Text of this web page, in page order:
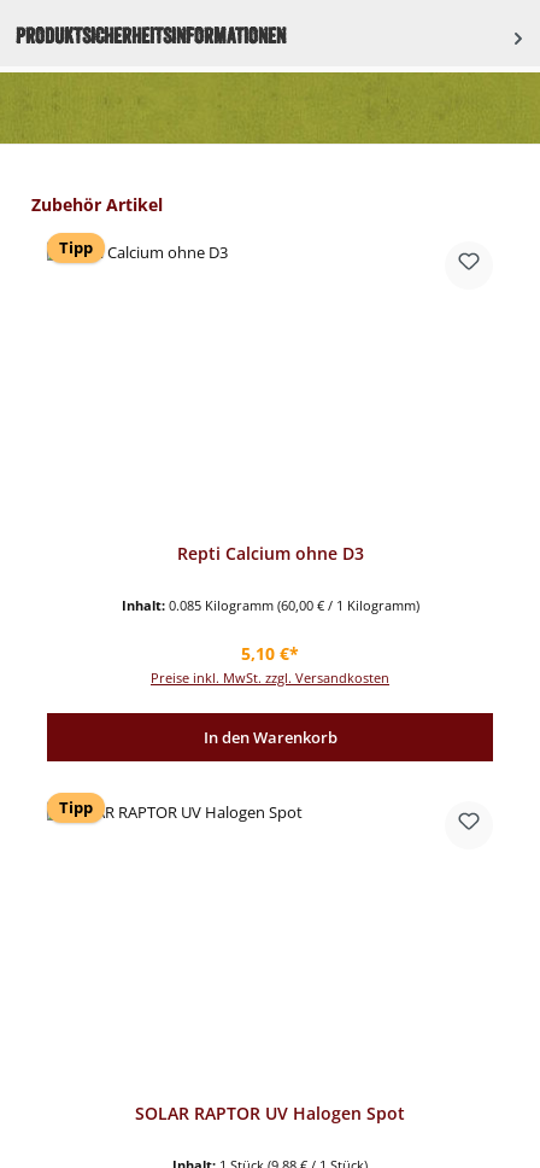
Produktsicherheitsinformationen
Produktgalerie überspringen
Zubehör Artikel
Tipp
Repti Calcium ohne D3
Inhalt: 0.085 Kilogramm (60,00 € / 1 Kilogramm)
Regulärer Preis:
5,10 €*
Preise inkl. MwSt. zzgl. Versandkosten
In den Warenkorb
Tipp
SOLAR RAPTOR UV Halogen Spot